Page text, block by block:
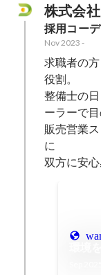
株式会
採用コー
Nov 2023 -
求職者の
役割。
整備士の
ーラーで
販売営業
に
双方に安